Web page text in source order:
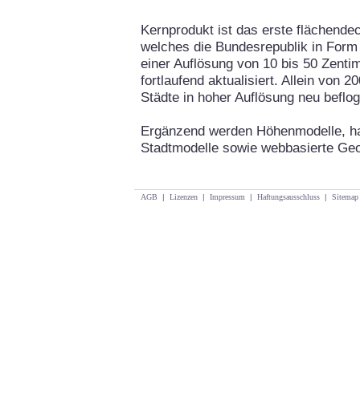
Kernprodukt ist das erste
welches die Bundesrepublik in
einer Auflösung von 10 bis 50
fortlaufend aktualisiert. Allein von
Städte in hoher Auflösung neu
Ergänzend werden Höhenmodelle,
Stadtmodelle sowie webbasierte
AGB | Lizenzen | Impressum | Haftungsausschluss | Sitemap